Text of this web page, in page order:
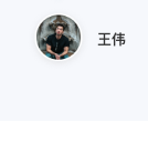
Lucille